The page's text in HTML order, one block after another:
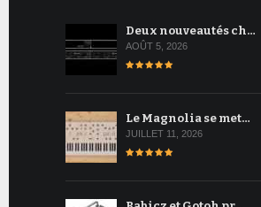
Deux nouveautés ch…
AOÛT 5, 2026
Le Magnolia se met…
JUILLET 11, 2026